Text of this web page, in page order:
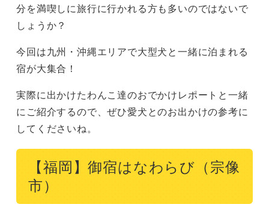
【宮崎】天星の透間 ＲＥＢＯＲＮ（児湯郡）
【沖縄・石垣島】石垣シーサイドホテル（石垣市）
まとめ
分を満喫しに旅行に行かれる方も多いのではないで
しょうか？
今回は九州・沖縄エリアで大型犬と一緒に泊まれる
宿が大集合！
実際に出かけたわんこ達のおでかけレポートと一緒
にご紹介するので、ぜひ愛犬とのお出かけの参考に
してくださいね。
【福岡】御宿はなわらび（宗像
市）